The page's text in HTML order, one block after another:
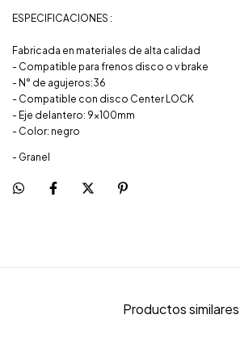
ESPECIFICACIONES :
Fabricada en materiales de alta calidad
- Compatible para frenos disco o v brake
- N° de agujeros:36
- Compatible con disco Center LOCK
- Eje delantero: 9x100mm
- Color: negro
- Granel
Productos similares